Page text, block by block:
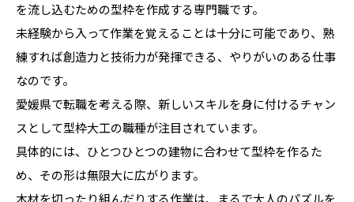
を流し込むための型枠を作成する専門職です。
未経験から入って作業を覚えることは十分に可能であり、熟
練すれば創造力と技術力が発揮できる、やりがいのある仕事
なのです。
愛媛県で転職を考える際、新しいスキルを身に付けるチャン
スとして型枠大工の職種が注目されています。
具体的には、ひとつひとつの建物に合わせて型枠を作るた
め、その形は無限大に広がります。
木材を切ったり組んだりする作業は、まるで大人のパズルを